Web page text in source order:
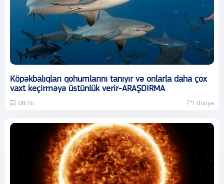
Köpəkbalıqları qohumlarını tanıyır və onlarla daha çox
vaxt keçirməyə üstünlük verir-ARAŞDIRMA
08:16 Dünya